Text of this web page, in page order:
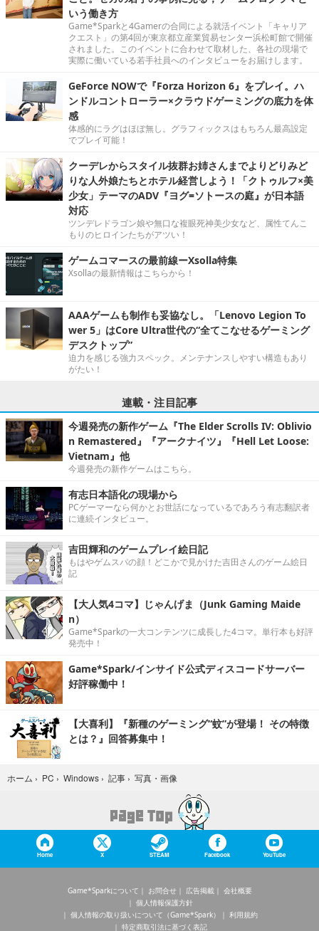
いう働き方
Game*Sparkと4Gamerの合同による就活イベント「キャリア
クエスト」の第4回が東京都立産業貿易センター浜松町館で開催
されました。このイベントに合わせて取材した、各社の現場で
実際に働いている若手社員へのインタビューをお届けします。
GeForce NOWで『Forza Horizon 6』をプレイ。ハ
ンドルコントローラー×クラウドゲーミングの底力を体
感
体感的にラグはほぼ無し。グラフィックスはもちろん最高設定
でプレイ可能！
クーデレからスタイル抜群お姉さんまでよりどりみど
りな人外娘たちとホテル経営しよう！「クトゥルフ×美
少女」テーマのADV『ヨグ=ソトースの庭』が日本語
対応
ツンデレドラゴン娘や無口な複眼死神美少女など、属性てんこ
もりのヒロインたちがアツい！
ゲームコマースの最前線ーXsolla特集
Xsollaの最新情報はこちらから！
AAAゲームも制作も妥協なし。「Lenovo Legion To
wer 5」はCore Ultra世代の“全てこなせるゲーミング
デスクトップ”
迫力を感じる強力スペック。メンテナンスしやすい構造もあり
がたい！
連載・注目記事
今週発売の新作ゲーム『The Elder Scrolls IV: Oblivio
n Remastered』『アークナイツ』『Hell Let Loose:
Vietnam』他
今週発売の新作ゲームはこちら。
有志日本語化の現場から
PCゲーマーなら何かとお世話になっているであろう有志翻訳者
に連続インタビュー。
吉田輝和のゲームプレイ絵日記
もはやゲムスパの顔！どこかで見かけた吉田さんのゲーム絵日
記
【大人気4コマ】じゃんげま（Junk Gaming Maide
n）
Game*Sparkの一大コンテンツに成長した4コマ。単行本も好評
発売中！
Game*Spark/インサイド公式ディスコードサーバー
好評稼働中！
【大喜利】『新種のゲーミング“蚊”が登場！ その特徴
とは？』回答募集中！
ホーム › PC › Windows › 記事 › 写真・画像
Home X STEAM Facebook YouTube
Game*Sparkについて お問合せ 広告掲載
会社概要
個人情報保護方針
個人情報の取り扱いについて（Game*Spark）
利用規約
特定商取引法に基づく表記